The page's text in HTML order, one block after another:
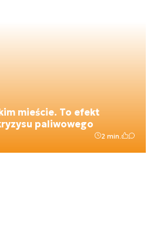
mieście. To efekt
paliwowego
2 min.